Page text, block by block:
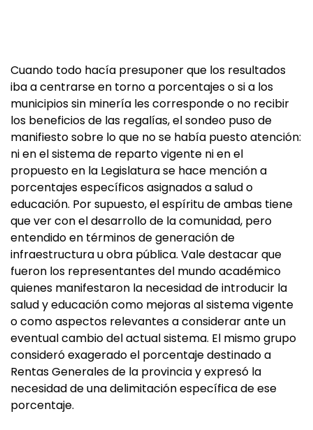
Cuando todo hacía presuponer que los resultados
iba a centrarse en torno a porcentajes o si a los
municipios sin minería les corresponde o no recibir
los beneficios de las regalías, el sondeo puso de
manifiesto sobre lo que no se había puesto atención:
ni en el sistema de reparto vigente ni en el
propuesto en la Legislatura se hace mención a
porcentajes específicos asignados a salud o
educación. Por supuesto, el espíritu de ambas tiene
que ver con el desarrollo de la comunidad, pero
entendido en términos de generación de
infraestructura u obra pública. Vale destacar que
fueron los representantes del mundo académico
quienes manifestaron la necesidad de introducir la
salud y educación como mejoras al sistema vigente
o como aspectos relevantes a considerar ante un
eventual cambio del actual sistema. El mismo grupo
consideró exagerado el porcentaje destinado a
Rentas Generales de la provincia y expresó la
necesidad de una delimitación específica de ese
porcentaje.